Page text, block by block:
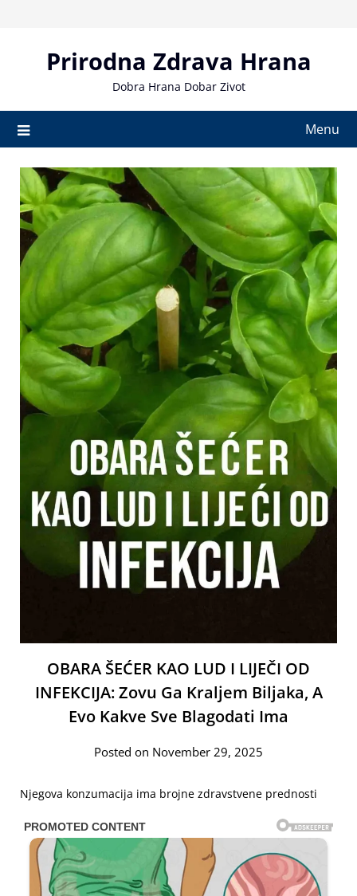
Prirodna Zdrava Hrana
Dobra Hrana Dobar Zivot
Menu
OBARA ŠEĆER KAO LUD I LIJEČI OD
INFEKCIJA: Zovu Ga Kraljem Biljaka, A
Evo Kakve Sve Blagodati Ima
Posted on November 29, 2025
Njegova konzumacija ima brojne zdravstvene prednosti